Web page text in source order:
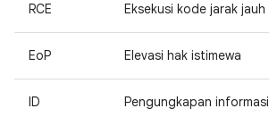
RCE Eksekusi kode jarak jauh
EoP Elevasi hak istimewa
ID Pengungkapan informasi